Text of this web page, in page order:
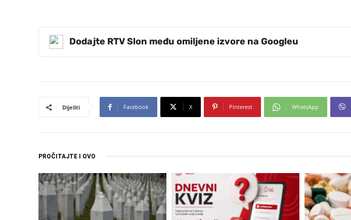
Dodajte RTV Slon među omiljene izvore na Googleu
Dijeliti Facebook X Pinterest WhatsApp
PROČITAJTE I OVO